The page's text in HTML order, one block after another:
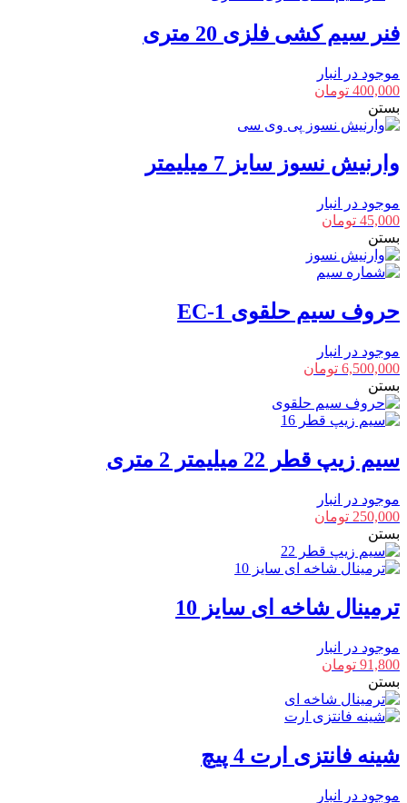
فنر سیم کشی فلزی 20 متری
موجود در انبار
400,000 تومان
بستن
وارنیش نسوز سایز 7 میلیمتر
موجود در انبار
45,000 تومان
بستن
حروف سیم حلقوی EC-1
موجود در انبار
6,500,000 تومان
بستن
سیم زیپ قطر 22 میلیمتر 2 متری
موجود در انبار
250,000 تومان
بستن
ترمینال شاخه ای سایز 10
موجود در انبار
91,800 تومان
بستن
شینه فانتزی ارت 4 پیچ
موجود در انبار